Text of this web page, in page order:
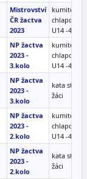
Mistrovství
ČR žactva
2023
kumite
chlapci
U14 -40 kg
NP žactva
2023 -
3.kolo
kumite
chlapci
U14 -45 kg
NP žactva
2023 -
3.kolo
kata st.
žáci
NP žactva
2023 -
2.kolo
kumite
chlapci
U14 -40 kg
NP žactva
2023 -
2.kolo
kata st.
žáci